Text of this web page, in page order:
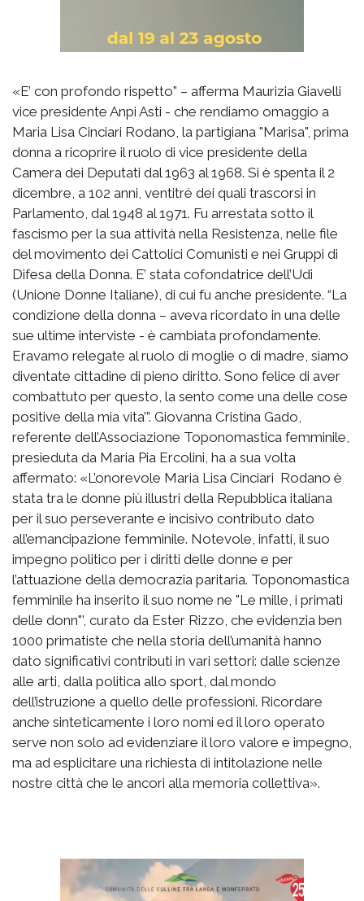
«E’ con profondo rispetto” – afferma Maurizia Giavelli
vice presidente Anpi Asti - che rendiamo omaggio a
Maria Lisa Cinciari Rodano, la partigiana "Marisa", prima
donna a ricoprire il ruolo di vice presidente della
Camera dei Deputati dal 1963 al 1968. Si è spenta il 2
dicembre, a 102 anni, ventitré dei quali trascorsi in
Parlamento, dal 1948 al 1971. Fu arrestata sotto il
fascismo per la sua attività nella Resistenza, nelle file
del movimento dei Cattolici Comunisti e nei Gruppi di
Difesa della Donna. E’ stata cofondatrice dell’Udi
(Unione Donne Italiane), di cui fu anche presidente. “La
condizione della donna – aveva ricordato in una delle
sue ultime interviste - è cambiata profondamente.
Eravamo relegate al ruolo di moglie o di madre, siamo
diventate cittadine di pieno diritto. Sono felice di aver
combattuto per questo, la sento come una delle cose
positive della mia vita’”. Giovanna Cristina Gado,
referente dell’Associazione Toponomastica femminile,
presieduta da Maria Pia Ercolini, ha a sua volta
affermato: «L’onorevole Maria Lisa Cinciari Rodano è
stata tra le donne più illustri della Repubblica italiana
per il suo perseverante e incisivo contributo dato
all’emancipazione femminile. Notevole, infatti, il suo
impegno politico per i diritti delle donne e per
l’attuazione della democrazia paritaria. Toponomastica
femminile ha inserito il suo nome ne "Le mille, i primati
delle donn"’, curato da Ester Rizzo, che evidenzia ben
1000 primatiste che nella storia dell’umanità hanno
dato significativi contributi in vari settori: dalle scienze
alle arti, dalla politica allo sport, dal mondo
dell’istruzione a quello delle professioni. Ricordare
anche sinteticamente i loro nomi ed il loro operato
serve non solo ad evidenziare il loro valore e impegno,
ma ad esplicitare una richiesta di intitolazione nelle
nostre città che le ancori alla memoria collettiva».